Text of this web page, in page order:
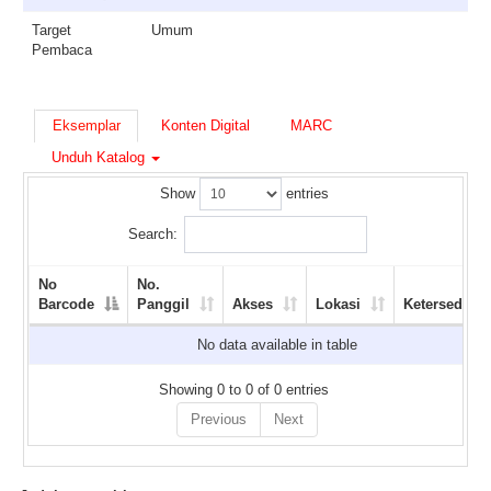
Target
Pembaca
Umum
Eksemplar Konten Digital
MARC
Unduh Katalog
Show entries
Search:
No
Barcode
No.
Panggil
Akses Lokasi Ketersediaan
No data available in table
Showing 0 to 0 of 0 entries
Previous
Next